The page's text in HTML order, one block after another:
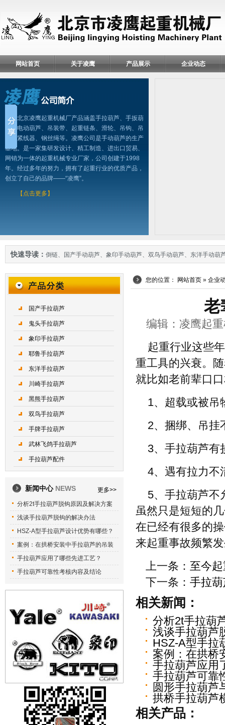
网站首页 关于凌鹰 产品展示 企业动态
北京凌鹰起重机械厂产品涵盖手拉葫芦、手扳葫
芦、电动葫芦、吊装带、起重链条、滑轮、吊钩、吊
具、紧线器、钢丝绳等。凌鹰公司是手动葫芦的生产
基地。是一家集研发设计、精工制造、进出口贸易、
网销为一体的起重机械专业厂家，公司创建于1998
年。经过多年的努力，拥有了起重行业的优质产品，
创立了自己的品牌——“凌鹰”。
【点击更多】
快速导读： 倒链、 国产手动葫芦、 象印手动葫芦、 双鸟手动葫芦、 东洋手动葫
您的位置： 网站首页 » 企业
编辑：凌鹰起
起重行业这些
重工具的兴衰。
就比如老前辈口
1、超载或被吊
2、捆绑、吊挂
3、手拉葫芦有
4、遇有拉力不
5、手拉葫芦不
虽然只是短短的
在已经有很多的
来起重事故频繁
上一条： 至今
下一条： 手拉
相关新闻：
分析2t手拉葫
浅谈手拉葫芦
HSZ-A型手拉
案例：在拱桥
手拉葫芦应用
手拉葫芦可靠
圆形手拉葫芦
拱桥手拉葫芦
相关产品：
国产手拉葫芦
鬼头手拉葫芦
象印手拉葫芦
耶鲁手拉葫芦
东洋手拉葫芦
川崎手拉葫芦
黑熊手拉葫芦
双鸟手拉葫芦
手牌手拉葫芦
武林飞鸽手拉葫芦
手拉葫芦配件
新闻中心 NEWS
更多>>
分析2t手拉葫芦脱钩原因及解决方案
浅谈手拉葫芦脱钩的解决办法
HSZ-A型手拉葫芦设计优势有哪些？
案例：在拱桥安装中手拉葫芦的吊装
手拉葫芦应用了哪些先进工艺？
手拉葫芦可靠性考核内容及结论